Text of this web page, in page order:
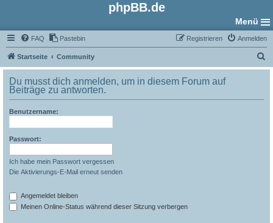
phpBB.de
Menü
FAQ Pastebin Anmelden
Registrieren
Startseite Community
u
Du musst dich anmelden, um in diesem Forum auf
Beiträge zu antworten.
Benutzername:
Passwort:
Ich habe mein Passwort vergessen
Die Aktivierungs-E-Mail erneut senden
Angemeldet bleiben
Meinen Online-Status während dieser Sitzung verbergen